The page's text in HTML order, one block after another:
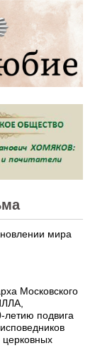
мира
Московского
подвига
церковных